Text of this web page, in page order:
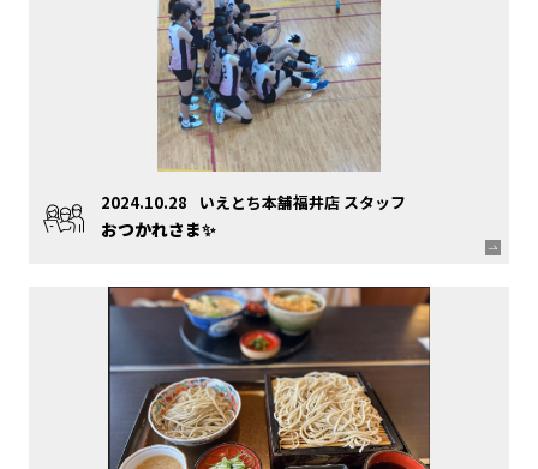
2024.10.28 いえとち本舗福井店 スタッフ
おつかれさま✨